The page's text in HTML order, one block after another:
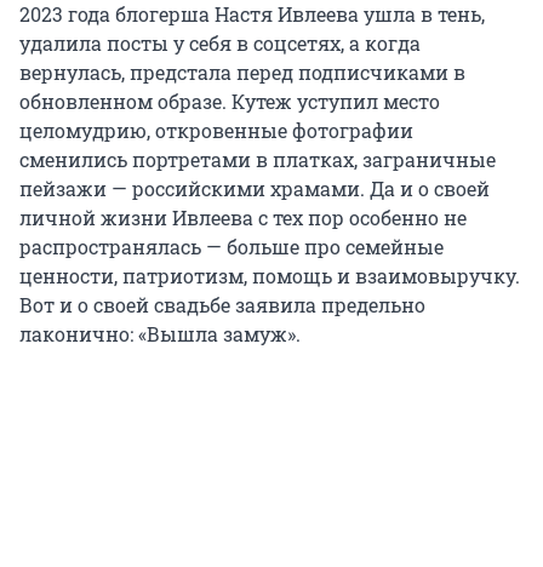
2023 года блогерша Настя Ивлеева ушла в тень,
удалила посты у себя в соцсетях, а когда
вернулась, предстала перед подписчиками в
обновленном образе. Кутеж уступил место
целомудрию, откровенные фотографии
сменились портретами в платках, заграничные
пейзажи — российскими храмами. Да и о своей
личной жизни Ивлеева с тех пор особенно не
распространялась — больше про семейные
ценности, патриотизм, помощь и взаимовыручку.
Вот и о своей свадьбе заявила предельно
лаконично: «Вышла замуж».